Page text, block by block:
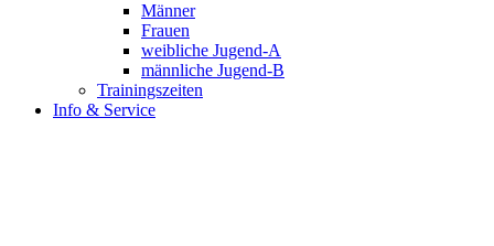
Männer
Frauen
weibliche Jugend-A
männliche Jugend-B
Trainingszeiten
Info & Service